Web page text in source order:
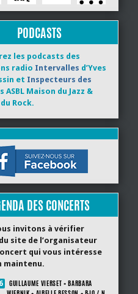
PODCASTS
les podcasts des
radio Intervalles d’Yves
et Inspecteurs des
ASBL Maison du Jazz &
Rock.
DES CONCERTS
invitons à vérifier
site de l’organisateur
qui vous intéresse
maintenu.
GUILLAUME VIERSET + BARBARA